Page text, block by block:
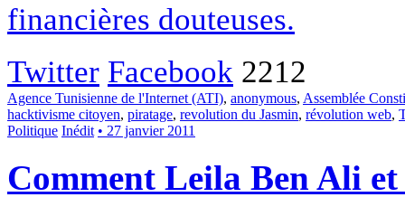
financières douteuses.
Twitter Facebook 2212
Agence Tunisienne de l'Internet (ATI), anonymous, Assemblée
hacktivisme citoyen, piratage, revolution du Jasmin, révolution web,
Politique Inédit • 27 janvier 2011
Comment Leila Ben Ali